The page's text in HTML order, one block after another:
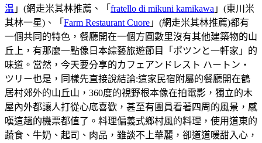
温 」(網走米其林推薦、「 fratello di mikuni kamikawa 」(東川米
其林一星)、「 Farm Restaurant Cuore 」(網走米其林推薦)都有
一個共同的特色，餐廳開在一個方圓數里沒有其他建築物的山
丘上，有那麼一點像日本綜藝旅遊節目「ポツンと一軒家」的
味道。當然，今天要分享的カフェアンドレスト ハートン・
ツリー也是，同樣先直接說結論:這家民宿附屬的餐廳開在鶴
居村郊外的山丘山，360度的視野根本像在拍電影，獨立的木
屋內外都讓人打從心底喜歡，甚至有團員看著四周的風景，感
嘆這趟的機票都值了。料理偏義式鄉村風的料理，使用道東的
蔬食、牛奶、起司、肉品，雖談不上華麗，卻道道暖甜入心，